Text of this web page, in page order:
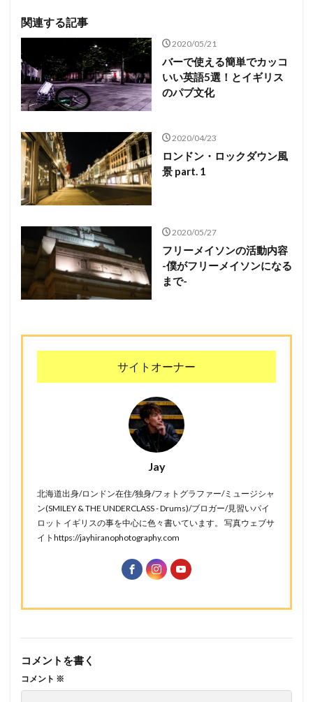
関連する記事
2020/05/21
バーで使える簡単でカッコ
いい英語5選！とイギリス
のパブ文化
2020/04/23
ロンドン・ロックダウン風
景 part. 1
2020/05/27
フリーメイソンの活動内容
-僕がフリーメイソンになる
まで-
サイトオーナー
Jay
北海道出身/ロンドン在住/独身/フォトグラファー/ミュージシャ
ン(SMILEY & THE UNDERCLASS - Drums)/ブロガー/見習いパイ
ロット イギリスの事を中心に色々書いています。 写真ウェブサ
イトhttps://jayhiranophotography.com
コメントを書く
コメント ※